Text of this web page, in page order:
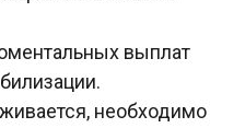
выплат
необходимо